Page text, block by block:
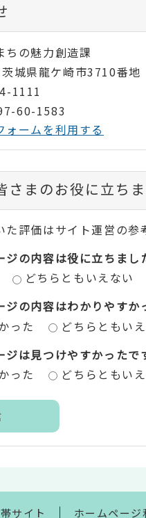
の魅力創造課
城県龍ケ崎市3710番地
1111
60-1583
ォームを利用する
さまのお役に立ち
評価はサイト運営の参
ジの内容は役に立ちまし
どちらともいえない
ジの内容はわかりやすか
った
どちらともい
ジは見つけやすかったで
った
どちらともい
サイト ホームページ